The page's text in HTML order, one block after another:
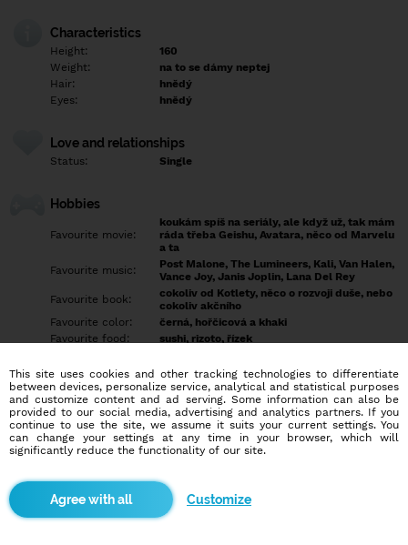
Characteristics
Height:
160
Weight:
na to se dámy neptej
Hair:
hnědý
Eyes:
hnědý
Love and relationships
Status: Single
Hobbies
Favourite movie:
koukám spíš na seriály, ale když už, tak mám
ráda třeba Geishu, Avatara, něco od Marvelu
a ta
Favourite music:
Post Malone, The Lumineers, Kali, Van Halen,
Vance Joy, Janis Joplin, Lana Del Rey
Favourite book:
cokoliv od Kotlety, něco o rozvoji duše, nebo
cokoliv akčního
Favourite color:
černá, hořčicová a khaki
Favourite food:
sushi, rizoto, řízek
nějakou skálu
Pet:
počítá se i dobytek jako domácí mazlíček?
Idol:
každej kdo v životě něčeho dosáhnul
Education/Employment
Profession:
Employee
Hobbies
This site uses cookies and other tracking technologies to differentiate
between devices, personalize service, analytical and statistical purposes
and customize content and ad serving. Some information can also be
provided to our social media, advertising and analytics partners. If you
continue to use the site, we assume it suits your current settings. You
can change your settings at any time in your browser, which will
significantly reduce the functionality of our site.
Customize